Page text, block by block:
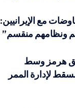
مع الإيرانيين:
ونظامهم منقسم”
هرمز وسط
لإدارة الممر